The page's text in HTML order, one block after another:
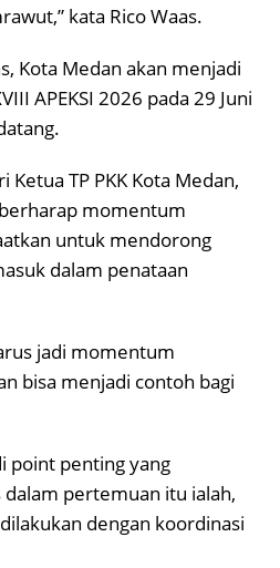
kata Rico Waas.
Kota Medan akan menjadi
APEKSI 2026 pada 29 Juni
TP PKK Kota Medan,
momentum
untuk mendorong
dalam penataan
jadi momentum
bisa menjadi contoh bagi
point penting yang
dalam pertemuan itu ialah,
dengan koordinasi